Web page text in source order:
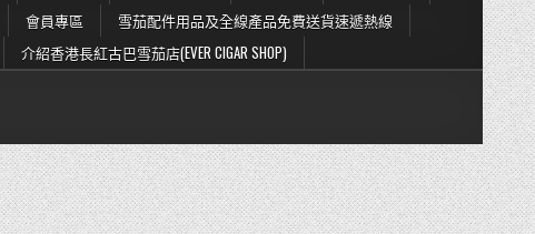
會員專區
雪茄配件用品及全線產品免費送貨速遞熱線
介紹香港長紅古巴雪茄店(EVER CIGAR SHOP)